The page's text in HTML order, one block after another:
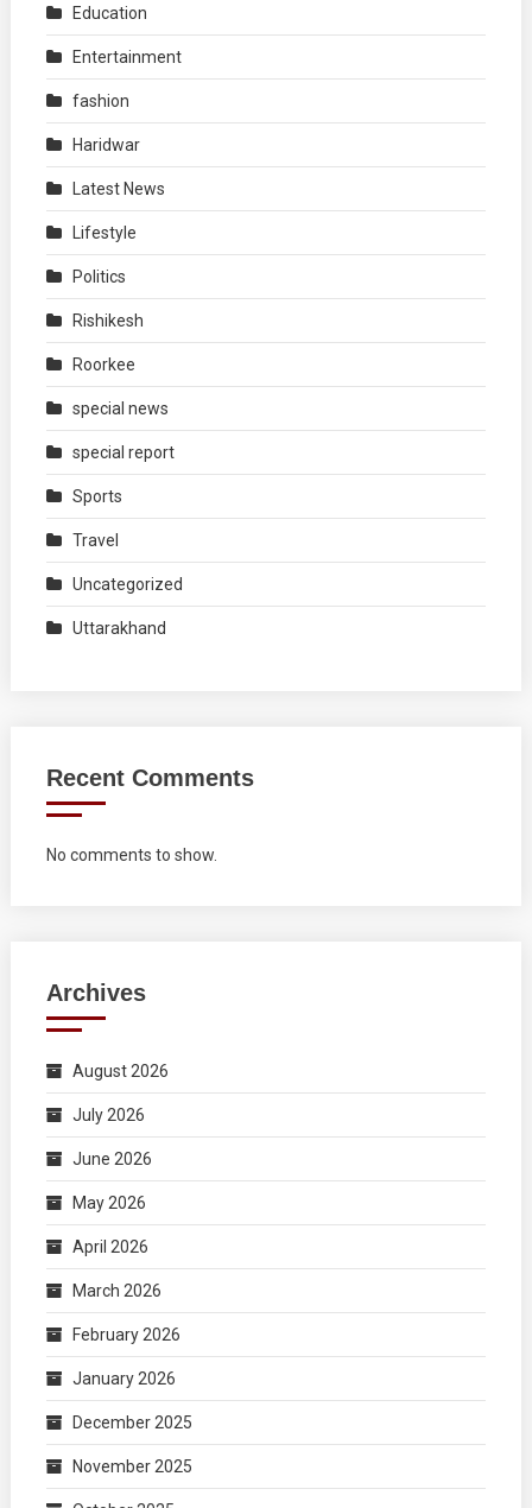
Education
Entertainment
fashion
Haridwar
Latest News
Lifestyle
Politics
Rishikesh
Roorkee
special news
special report
Sports
Travel
Uncategorized
Uttarakhand
Recent Comments
No comments to show.
Archives
August 2026
July 2026
June 2026
May 2026
April 2026
March 2026
February 2026
January 2026
December 2025
November 2025